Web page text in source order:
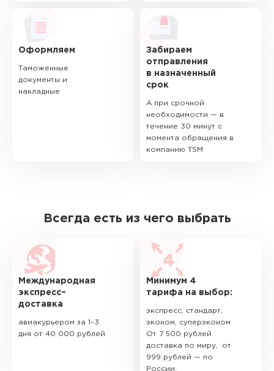
Оформляем
Таможенные
документы и
накладные
Забираем
отправления
в назначенный
срок
А при срочной
необходимости — в
течение 30 минут с
момента обращения в
компанию TSM
Всегда есть из чего выбрать
Международная
экспресс–
доставка
авиакурьером за 1–3
дня от 40 000 рублей
Минимум 4
тарифа на выбор:
экспресс, стандарт,
эконом, суперэконом
От 7 500 рублей
доставка по миру, от
999 рублей — по
России.